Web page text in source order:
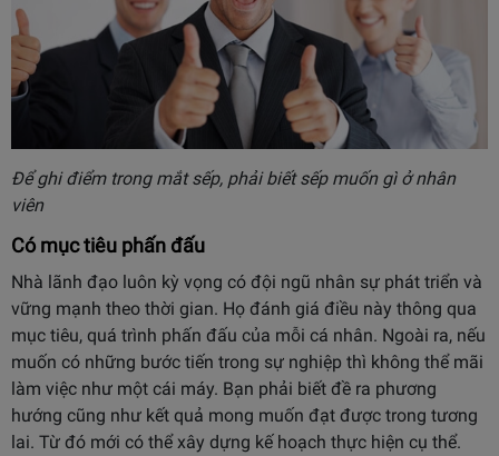
Để ghi điểm trong mắt sếp, phải biết sếp muốn gì ở nhân
viên
Có mục tiêu phấn đấu
Nhà lãnh đạo luôn kỳ vọng có đội ngũ nhân sự phát triển và
vững mạnh theo thời gian. Họ đánh giá điều này thông qua
mục tiêu, quá trình phấn đấu của mỗi cá nhân. Ngoài ra, nếu
muốn có những bước tiến trong sự nghiệp thì không thể mãi
làm việc như một cái máy. Bạn phải biết đề ra phương
hướng cũng như kết quả mong muốn đạt được trong tương
lai. Từ đó mới có thể xây dựng kế hoạch thực hiện cụ thể.